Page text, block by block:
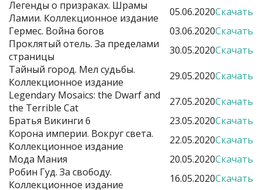
Легенды о призраках. Шрамы
Ламии. Коллекционное издание
05.06.2020Скачать
Гермес. Война богов
03.06.2020Скачать
Проклятый отель. За пределами
страницы
30.05.2020Скачать
Тайный город. Мел судьбы.
Коллекционное издание
29.05.2020Скачать
Legendary Mosaics: the Dwarf and
the Terrible Cat
27.05.2020Скачать
Братья Викинги 6
23.05.2020Скачать
Корона империи. Вокруг света.
Коллекционное издание
22.05.2020Скачать
Мода Мания
20.05.2020Скачать
Робин Гуд. За свободу.
Коллекционное издание
16.05.2020Скачать